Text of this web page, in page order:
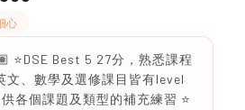
心
⭐️DSE Best 5 27分，熟悉課程
文、數學及選修課目皆有level
各個課題及類型的補充練習 ⭐️